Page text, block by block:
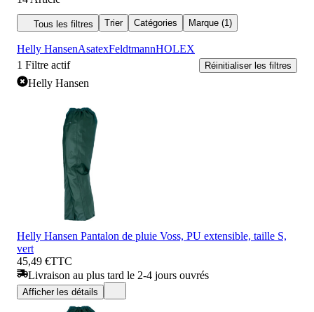
Tous les filtres Trier Catégories Marque (1)
Helly HansenAsatexFeldtmannHOLEX
1 Filtre actif Réinitialiser les filtres
Helly Hansen
Helly Hansen Pantalon de pluie Voss, PU extensible, taille S,
vert
45,49 €TTC
Livraison au plus tard le 2-4 jours ouvrés
Afficher les détails